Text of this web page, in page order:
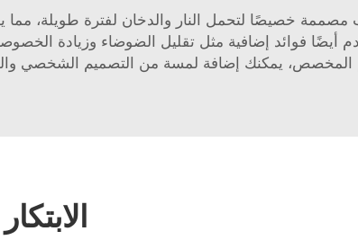
خصيصًا لتحمل النار والدخان لفترة طويلة، مما
أيضًا فوائد إضافية مثل تقليل الضوضاء وزيادة
المخصص، يمكنك إضافة لمسة من التصميم الشخصي